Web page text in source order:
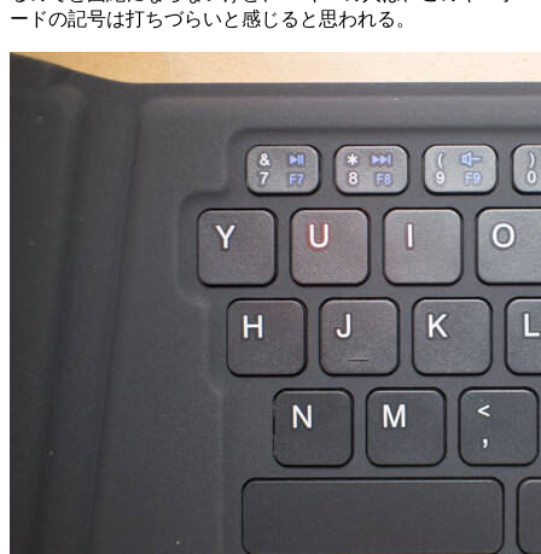
ードの記号は打ちづらいと感じると思われる。